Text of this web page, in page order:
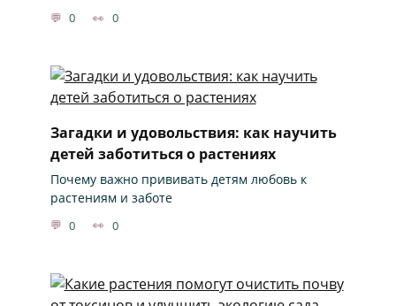
0 0
Загадки и удовольствия: как научить
детей заботиться о растениях
Почему важно прививать детям любовь к
растениям и заботе
0 0